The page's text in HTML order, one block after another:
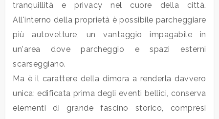
tranquillità e privacy nel cuore della città.
All'interno della proprietà è possibile parcheggiare
più autovetture, un vantaggio impagabile in
un'area dove parcheggio e spazi esterni
scarseggiano.
Ma è il carattere della dimora a renderla davvero
unica: edificata prima degli eventi bellici, conserva
elementi di grande fascino storico, compresi
4
5